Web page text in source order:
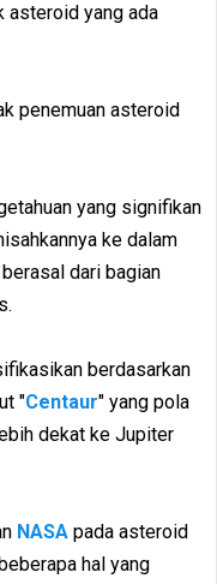
asteroid yang ada
penemuan asteroid
yang signifikan
ke dalam
dari bagian
berdasarkan
"Centaur" yang pola
dekat ke Jupiter
NASA pada asteroid
hal yang